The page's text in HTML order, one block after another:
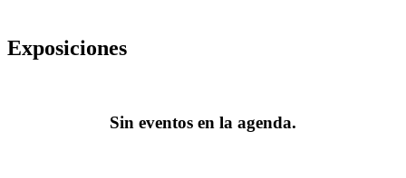
Exposiciones
Sin eventos en la agenda.